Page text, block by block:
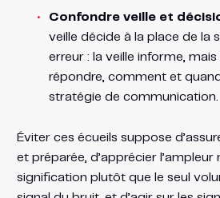
Confondre veille et
veille décide à la place de la
erreur : la veille informe,
répondre, comment et
stratégie de communication.
Éviter ces écueils suppose
et préparée, d’apprécier l’ampleur
signification plutôt que le seul